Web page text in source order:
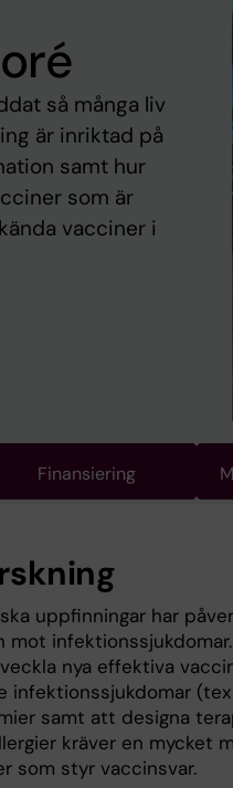
så många liv
är inriktad på
samt hur
som är
vacciner i
Finansiering
uppfinningar har
mot
nya effektiva
infektionssjukdomar (tex
samt att designa
kräver en mycket
som styr vaccinsvar.